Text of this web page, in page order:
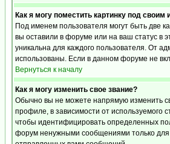
Как я могу поместить картинку под своим
Под именем пользователя могут быть две
вы оставили в форуме или на ваш статус в
уникальна для каждого пользователя. От
использованы. Если в данном форуме не
Вернуться к началу
Как я могу изменить свое звание?
Обычно вы не можете напрямую изменить
профиле, в зависимости от используемого
чтобы идентифицировать определенных
форум ненужными сообщениями только для